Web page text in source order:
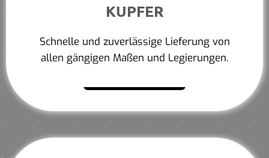
KUPFER
Schnelle und zuverlässige Lieferung von
allen gängigen Maßen und Legierungen.